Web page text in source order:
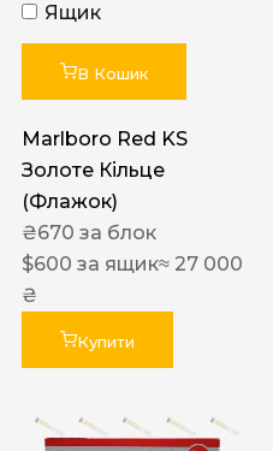
Ящик
В Кошик
Marlboro Red KS
Золоте Кільце
(Флажок)
₴670 за блок
$600 за ящик≈ 27 000
₴
Купити